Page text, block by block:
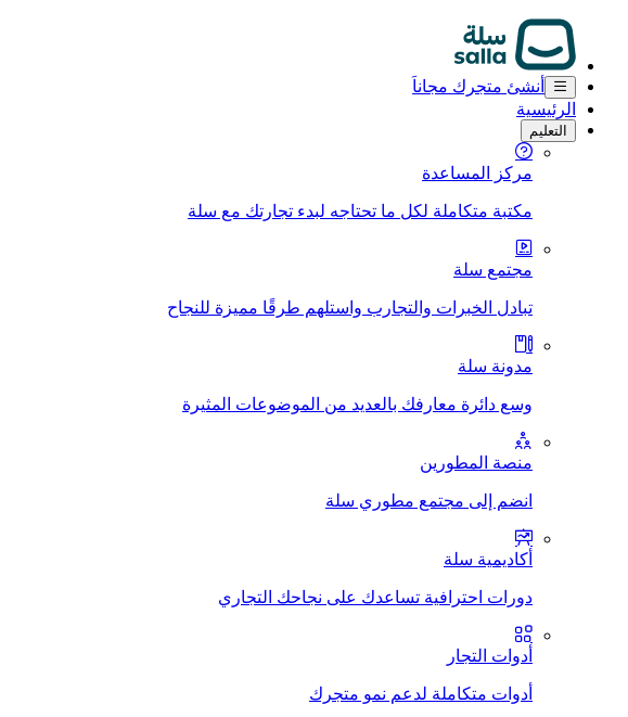
أنشئ متجرك مجاناَ
الرئيسية
التعليم
مركز المساعدة
مكتبة متكاملة لكل ما تحتاجه لبدء تجارتك مع سلة
مجتمع سلة
تبادل الخبرات والتجارب واستلهم طرقًا مميزة للنجاح
مدونة سلة
وسع دائرة معارفك بالعديد من الموضوعات المثيرة
منصة المطورين
انضم إلى مجتمع مطوري سلة
أكاديمية سلة
دورات احترافية تساعدك على نجاحك التجاري
أدوات التجار
أدوات متكاملة لدعم نمو متجرك